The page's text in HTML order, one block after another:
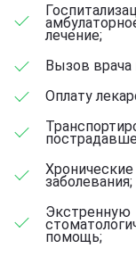
лечение;
Вызов врача
Оплату
Хронические
заболевания;
Экстренную
помощь;